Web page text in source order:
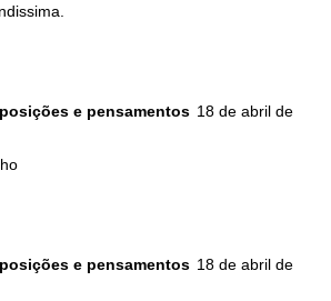
e pensamentos 18 de abril de
e pensamentos 18 de abril de